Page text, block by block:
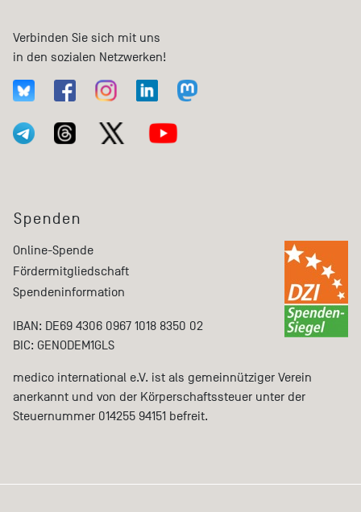
Verbinden Sie sich mit uns
in den sozialen Netzwerken!
Spenden
Online-Spende
Fördermitgliedschaft
Spendeninformation
IBAN: DE69 4306 0967 1018 8350 02
BIC: GENODEM1GLS
medico international e.V. ist als gemeinnütziger Verein
anerkannt und von der Körperschaftssteuer unter der
Steuernummer 014255 94151 befreit.